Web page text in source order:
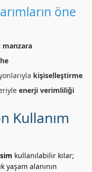
öne
manzara
kişiselleştirme
enerji verimliliği
Kullanım
kullanılabilir kılar;
yaşam alanının